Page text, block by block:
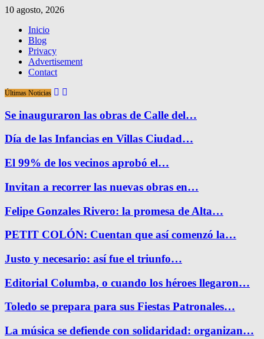
10 agosto, 2026
Inicio
Blog
Privacy
Advertisement
Contact
Últimas Noticias
Se inauguraron las obras de Calle del…
Día de las Infancias en Villas Ciudad…
El 99% de los vecinos aprobó el…
Invitan a recorrer las nuevas obras en…
Felipe Gonzales Rivero: la promesa de Alta…
PETIT COLÓN: Cuentan que así comenzó la…
Justo y necesario: así fue el triunfo…
Editorial Columba, o cuando los héroes llegaron…
Toledo se prepara para sus Fiestas Patronales…
La música se defiende con solidaridad: organizan…